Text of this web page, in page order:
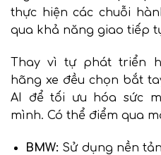
thực hiện các chuỗi
qua khả năng giao tiếp
Thay vì tự phát triển
hãng xe đều chọn bắt
AI để tối ưu hóa sức
mình. Có thể điểm qua
BMW: Sử dụng nền